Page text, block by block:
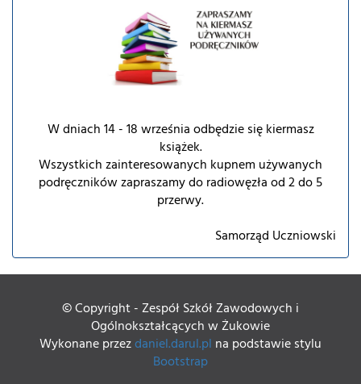
W dniach 14 - 18 września odbędzie się kiermasz
książek.
Wszystkich zainteresowanych kupnem używanych
podręczników zapraszamy do radiowęzła od 2 do 5
przerwy.
Samorząd Uczniowski
© Copyright - Zespół Szkół Zawodowych i
Ogólnokształcących w Żukowie
Wykonane przezdaniel.darul.pl na podstawie stylu
Bootstrap